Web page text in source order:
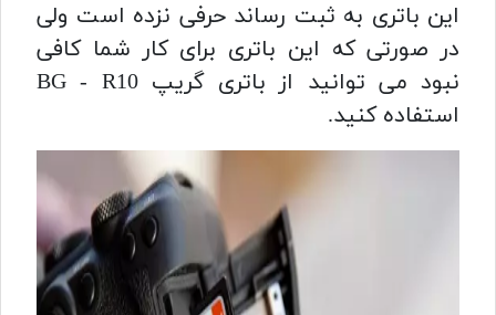
این باتری به ثبت رساند حرفی نزده است ولی
در صورتی که این باتری برای کار شما کافی
نبود می توانید از باتری گریپ BG - R10
استفاده کنید.